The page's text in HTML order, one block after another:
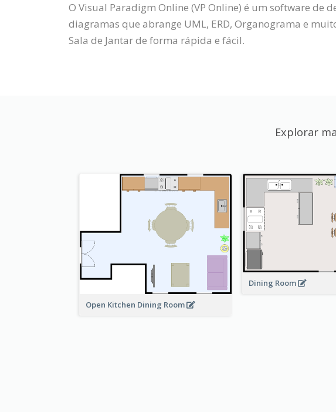
O Visual Paradigm Online (VP Online) é um software de
diagramas que abrange UML, ERD, Organograma e
Sala de Jantar de forma rápida e fácil.
Explorar
Open Kitchen Dining Room
Dining Room